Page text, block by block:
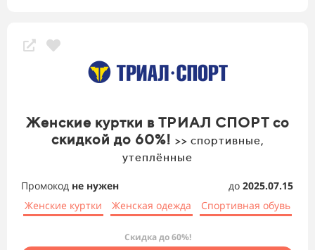
Женские куртки в ТРИАЛ СПОРТ со
скидкой до 60%! >> спортивные,
утеплённые
Промокод не нужен до 2025.07.15
Женские куртки
Женская одежда Спортивная обувь
Скидка до 60%!